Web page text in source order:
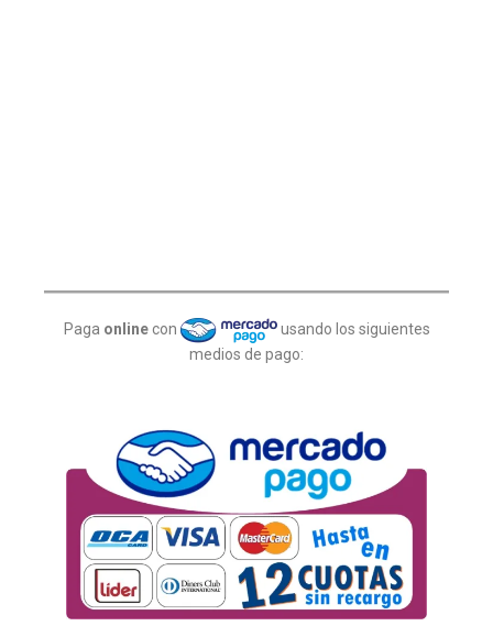
Paga online con
usando los siguientes
medios de pago: